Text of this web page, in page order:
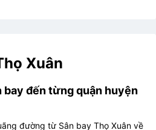
Xuân
bay đến từng quận huyện
đường từ Sân bay Thọ Xuân về